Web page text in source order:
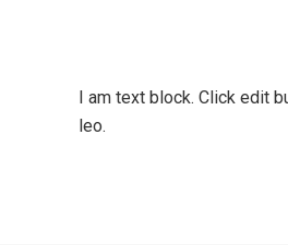
I am text block. Click edit
leo.